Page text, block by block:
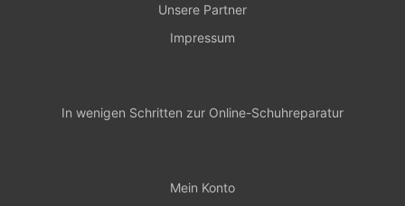
Unsere Partner
Impressum
In wenigen Schritten zur Online-Schuhreparatur
Mein Konto